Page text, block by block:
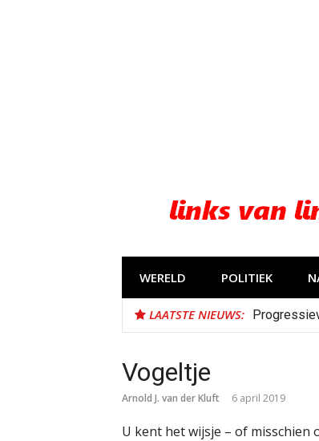
WERELD POLITIEK
LAATSTE NIEUWS:
Vogeltje
Arnold J. van der Kluft 6 april 2019
U kent het wijsje – of misschien